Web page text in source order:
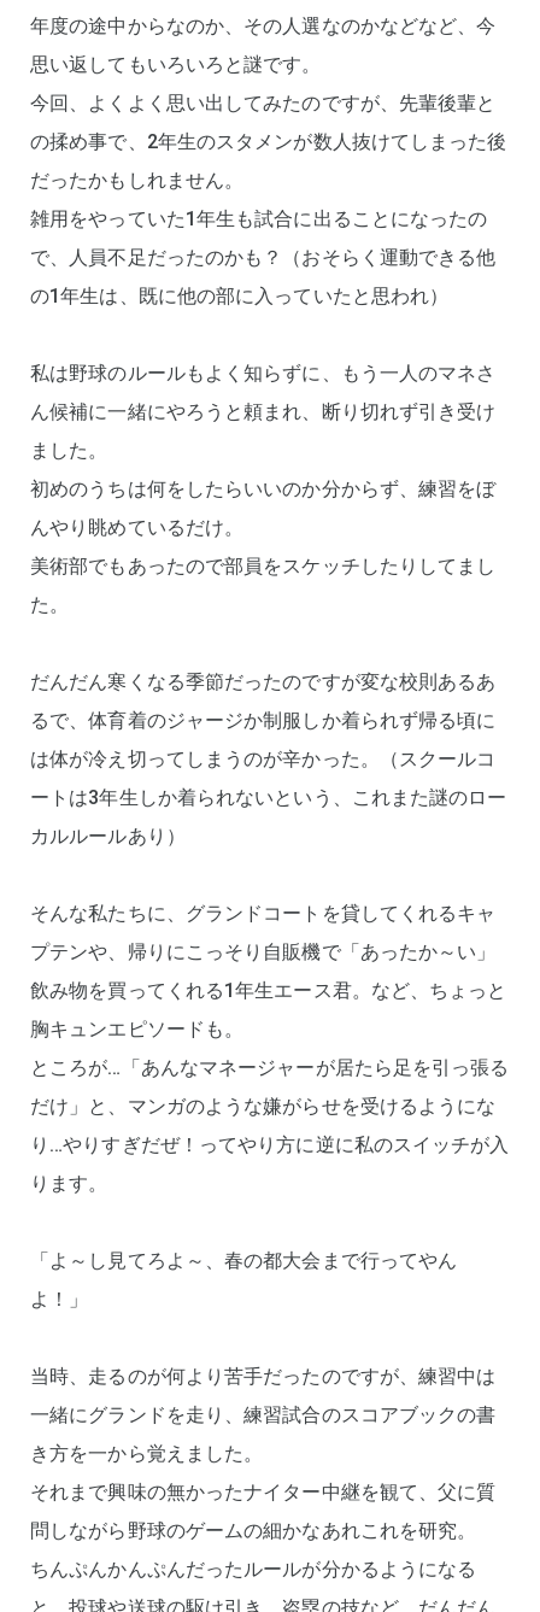
年度の途中からなのか、その人選なのかなどなど、今
思い返してもいろいろと謎です。
今回、よくよく思い出してみたのですが、先輩後輩と
の揉め事で、2年生のスタメンが数人抜けてしまった後
だったかもしれません。
雑用をやっていた1年生も試合に出ることになったの
で、人員不足だったのかも？（おそらく運動できる他
の1年生は、既に他の部に入っていたと思われ）
私は野球のルールもよく知らずに、もう一人のマネさ
ん候補に一緒にやろうと頼まれ、断り切れず引き受け
ました。
初めのうちは何をしたらいいのか分からず、練習をぼ
んやり眺めているだけ。
美術部でもあったので部員をスケッチしたりしてまし
た。
だんだん寒くなる季節だったのですが変な校則あるあ
るで、体育着のジャージか制服しか着られず帰る頃に
は体が冷え切ってしまうのが辛かった。（スクールコ
ートは3年生しか着られないという、これまた謎のロー
カルルールあり）
そんな私たちに、グランドコートを貸してくれるキャ
プテンや、帰りにこっそり自販機で「あったか～い」
飲み物を買ってくれる1年生エース君。など、ちょっと
胸キュンエピソードも。
ところが…「あんなマネージャーが居たら足を引っ張る
だけ」と、マンガのような嫌がらせを受けるようにな
り…やりすぎだぜ！ってやり方に逆に私のスイッチが入
ります。
「よ～し見てろよ～、春の都大会まで行ってやん
よ！」
当時、走るのが何より苦手だったのですが、練習中は
一緒にグランドを走り、練習試合のスコアブックの書
き方を一から覚えました。
それまで興味の無かったナイター中継を観て、父に質
問しながら野球のゲームの細かなあれこれを研究。
ちんぷんかんぷんだったルールが分かるようになる